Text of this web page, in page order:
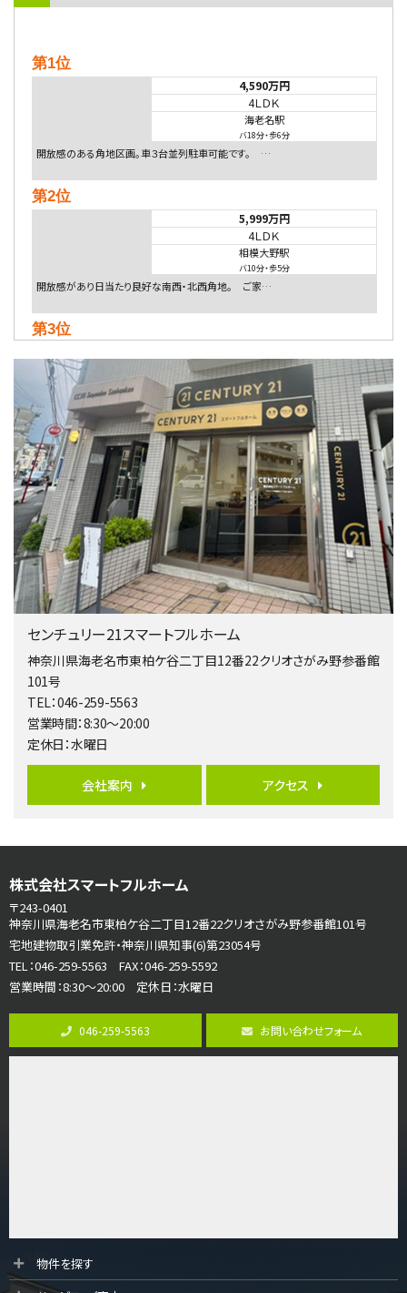
第1位
4,590万円
4ＬＤＫ
海老名駅
バ18分・歩6分
開放感のある角地区画。車３台並列駐車可能です。 …
第2位
5,999万円
4ＬＤＫ
相模大野駅
バ10分・歩5分
開放感があり日当たり良好な南西・北西角地。 ご家…
第3位
4ＬＤＫ
相模大野駅
バ9分・歩4分
２０１５年６月築、積水ハウス施工住宅です。 南東…
第4位
4,080万円
4ＬＤＫ
淵野辺駅
歩17分
南側道路に面しており日当たり良好。 キッチンから…
第5位
3,680万円
バ19分・ 歩8分
開放感があり日当たり良好な南西・北西角地区画。 …
第6位
4ＬＤＫ
さがみ野駅
海老名駅
バ15分 歩1分
リビングダイニング部分の床暖房完備 車並列2台駐…
第8位
3,990万円
4ＬＤＫ
古淵駅
第10位
3,598万円
センチュリー21スマートフルホーム
神奈川県海老名市東柏ケ谷二丁目12番22クリオさがみ野参番館
101号
TEL：046-259-5563
営業時間：8:30～20:00
定休日：水曜日
会社案内 アクセス
株式会社スマートフルホーム
〒243-0401
神奈川県海老名市東柏ケ谷二丁目12番22クリオさがみ野参番館101号
宅地建物取引業免許・神奈川県知事(6)第23054号
TEL：046-259-5563 FAX：046-259-5592
営業時間：8:30～20:00 定休日：水曜日
046-259-5563 お問い合わせフォーム
物件を探す